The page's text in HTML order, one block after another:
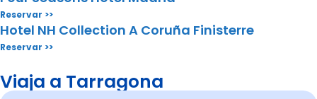
Reservar >>
Hotel NH Collection A Coruña Finisterre
Reservar >>
Viaja a Tarragona